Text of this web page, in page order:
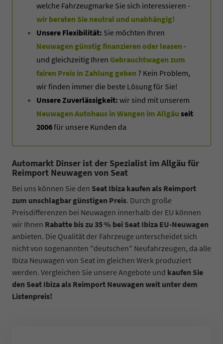
welche Fahrzeugmarke Sie sich interessieren -
wir beraten Sie neutral und unabhängig!
Unsere Flexibilität: Sie möchten Ihren
Neuwagen günstig finanzieren oder leasen -
und gleichzeitig Ihren Gebrauchtwagen zum
fairen Preis in Zahlung geben ? Kein Problem,
wir finden immer die beste Lösung für Sie!
Unsere Zuverlässigkeit: wir sind mit unserem
Neuwagen Autohaus in Wangen im Allgäu seit
2006für unsere Kunden da
Automarkt Dinser ist der Spezialist im Allgäu für
Reimport Neuwagen von Seat
Bei uns können Sie den Seat Ibiza kaufen als Reimport
zum unschlagbar günstigen Preis. Durch große
Preisdifferenzen bei Neuwagen innerhalb der EU können
wir Ihnen Rabatte bis zu 35 % bei Seat Ibiza EU-Neuwagen
anbieten. Die Qualität der Fahrzeuge unterscheidet sich
nicht von sogenannten "deutschen" Neufahrzeugen, da alle
Ibiza Neuwagen von Seat im gleichen Werk produziert
werden. Vergleichen Sie unsere Angebote und kaufen Sie
den Seat Ibiza als Reimport Neuwagen weit unter dem
Listenpreis!